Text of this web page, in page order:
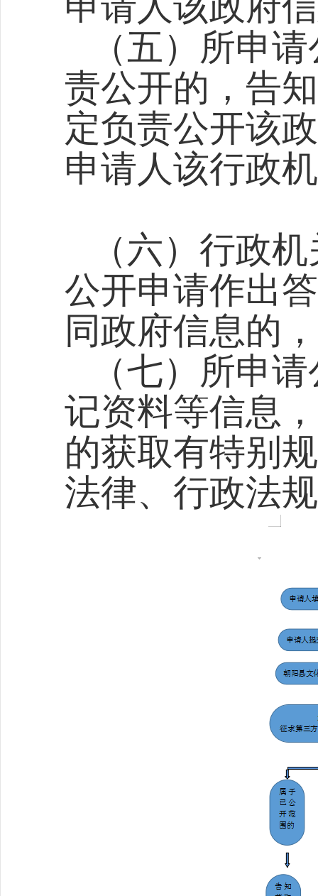
（五）所申
责公开的，告
定负责公开该
申请人该行政
（六）行政
公开申请作出
同政府信息的
（七）所申
记资料等信息
的获取有特别
法律、行政法